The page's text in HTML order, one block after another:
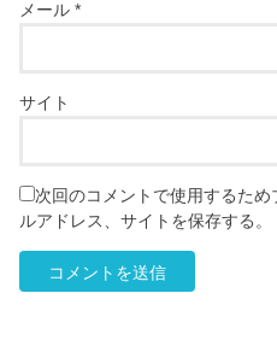
メール*
サイト
次回のコメントで使用するた
ルアドレス、サイトを保存する。